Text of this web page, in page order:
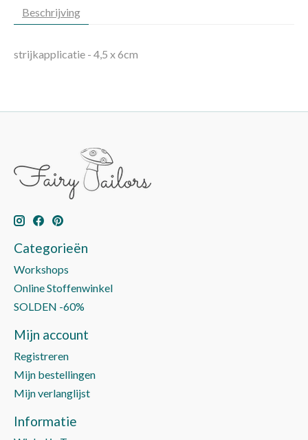
Beschrijving
strijkapplicatie - 4,5 x 6cm
Categorieën
Workshops
Online Stoffenwinkel
SOLDEN -60%
Mijn account
Registreren
Mijn bestellingen
Mijn verlanglijst
Informatie